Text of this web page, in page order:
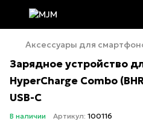
Аксессуары для
Зарядное устройство
HyperCharge Combo
USB-C
В наличии Артикул: 100116